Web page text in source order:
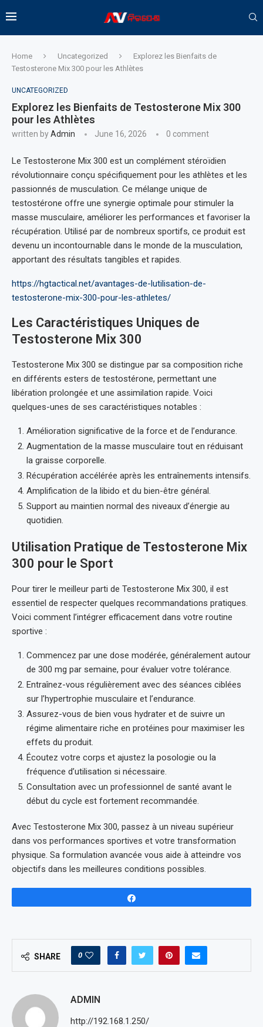
Home Uncategorized
Explorez les Bienfaits de
Testosterone Mix 300 pour les Athlètes
UNCATEGORIZED
Explorez les Bienfaits de Testosterone Mix 300
pour les Athlètes
written byAdmin June 16, 2026 0 comment
Le Testosterone Mix 300 est un complément stéroïdien
révolutionnaire conçu spécifiquement pour les athlètes et les
passionnés de musculation. Ce mélange unique de
testostérone offre une synergie optimale pour stimuler la
masse musculaire, améliorer les performances et favoriser la
récupération. Utilisé par de nombreux sportifs, ce produit est
devenu un incontournable dans le monde de la musculation,
apportant des résultats tangibles et rapides.
https://hgtactical.net/avantages-de-lutilisation-de-
testosterone-mix-300-pour-les-athletes/
Les Caractéristiques Uniques de
Testosterone Mix 300
Testosterone Mix 300 se distingue par sa composition riche
en différents esters de testostérone, permettant une
libération prolongée et une assimilation rapide. Voici
quelques-unes de ses caractéristiques notables :
Amélioration significative de la force et de l’endurance.
Augmentation de la masse musculaire tout en réduisant
la graisse corporelle.
Récupération accélérée après les entraînements intensifs.
Amplification de la libido et du bien-être général.
Support au maintien normal des niveaux d’énergie au
quotidien.
Utilisation Pratique de Testosterone Mix
300 pour le Sport
Pour tirer le meilleur parti de Testosterone Mix 300, il est
essentiel de respecter quelques recommandations pratiques.
Voici comment l’intégrer efficacement dans votre routine
sportive :
Commencez par une dose modérée, généralement autour
de 300 mg par semaine, pour évaluer votre tolérance.
Entraînez-vous régulièrement avec des séances ciblées
sur l’hypertrophie musculaire et l’endurance.
Assurez-vous de bien vous hydrater et de suivre un
régime alimentaire riche en protéines pour maximiser les
effets du produit.
Écoutez votre corps et ajustez la posologie ou la
fréquence d’utilisation si nécessaire.
Consultation avec un professionnel de santé avant le
début du cycle est fortement recommandée.
Avec Testosterone Mix 300, passez à un niveau supérieur
dans vos performances sportives et votre transformation
physique. Sa formulation avancée vous aide à atteindre vos
objectifs dans les meilleures conditions possibles.
SHARE 0
ADMIN
http://192.168.1.250/